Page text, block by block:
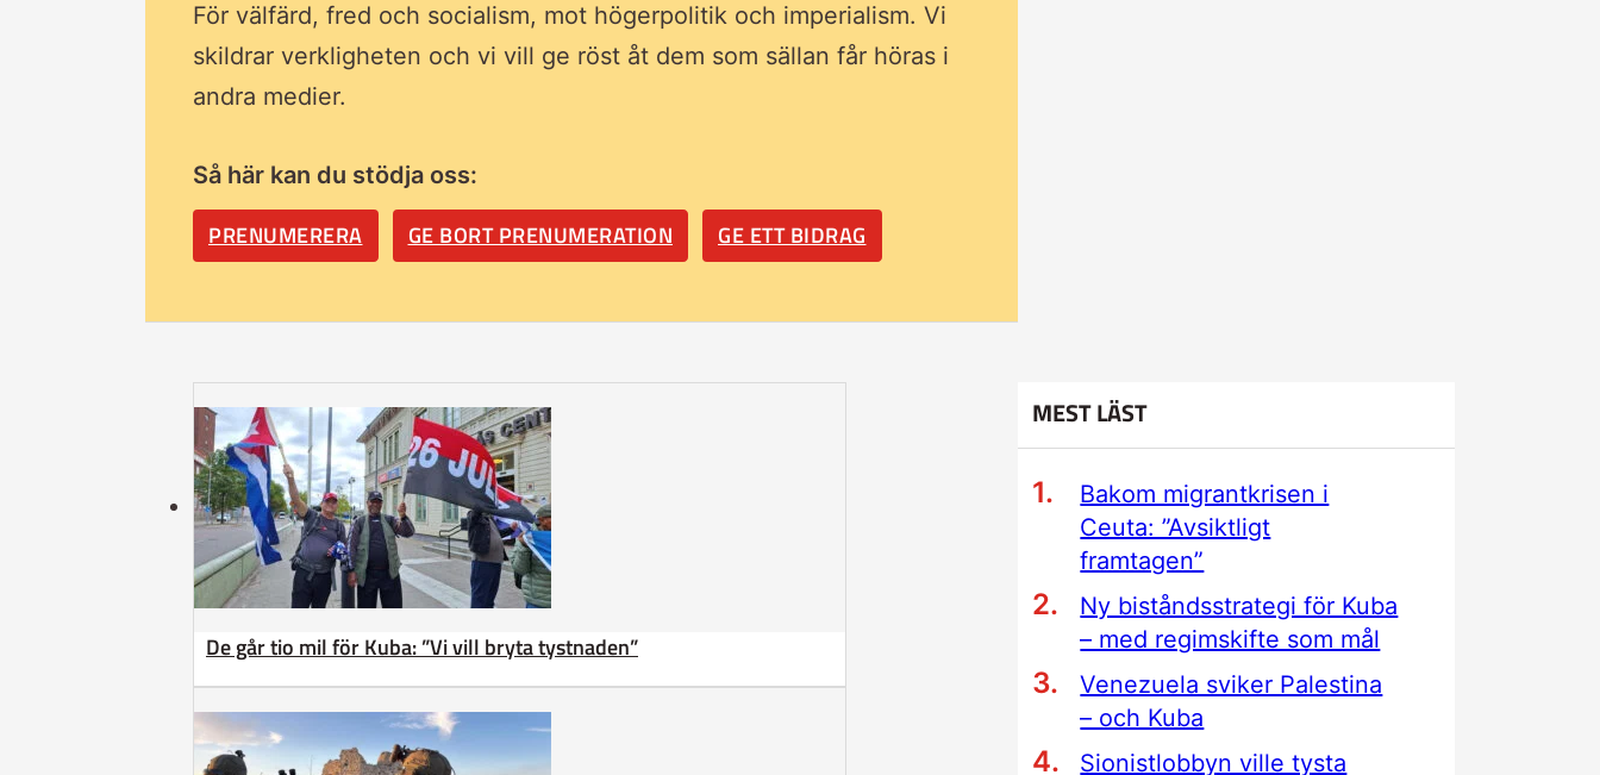
För välfärd, fred och socialism, mot högerpolitik och imperialism. Vi
skildrar verkligheten och vi vill ge röst åt dem som sällan får höras i
andra medier.
Så här kan du stödja oss:
PRENUMERERA GE BORT PRENUMERATION GE ETT BIDRAG
De går tio mil för Kuba: ”Vi vill bryta tystnaden”
MEST LÄST
Bakom migrantkrisen i
Ceuta: ”Avsiktligt
framtagen”
Ny biståndsstrategi för Kuba
– med regimskifte som mål
Venezuela sviker Palestina
– och Kuba
Sionistlobbyn ville tysta